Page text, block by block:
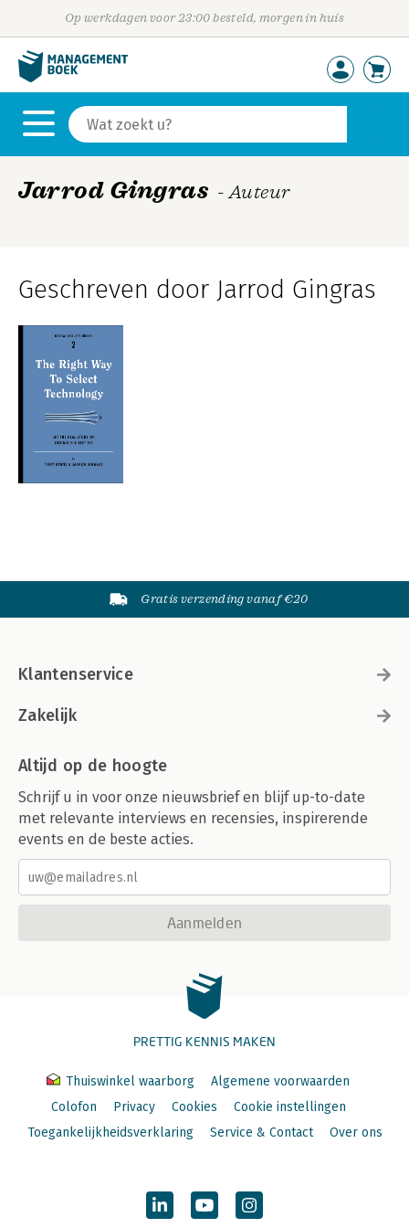
Op werkdagen voor 23:00 besteld, morgen in huis
Jarrod Gingras - Auteur
Geschreven door Jarrod Gingras
Gratis verzending vanaf €20
Klantenservice
Zakelijk
Altijd op de hoogte
Schrijf u in voor onze nieuwsbrief en blijf up-to-date
met relevante interviews en recensies, inspirerende
events en de beste acties.
Aanmelden
PRETTIG KENNIS MAKEN
Thuiswinkel waarborg
Algemene voorwaarden
Colofon
Privacy Cookies
Cookie instellingen
Toegankelijkheidsverklaring
Service & Contact Over ons